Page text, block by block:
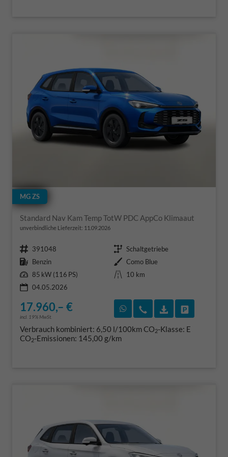
MG ZS
Standard Nav Kam Temp TotW PDC AppCo Klimaaut
unverbindliche Lieferzeit: 11.09.2026
Fahrzeugnr. 391048 Getriebe Schaltgetriebe
Kraftstoff Benzin Außenfarbe Como Blue
Leistung 85 kW (116 PS) Kilometerstand
10 km
04.05.2026
17.960,– €
incl. 19% MwSt.
Rückruf vereinbaren
Wir rufen Sie an
Verbrauch kombiniert: 6,50 l/100kmCO2-Klasse: E
CO2-Emissionen: 145,00 g/km